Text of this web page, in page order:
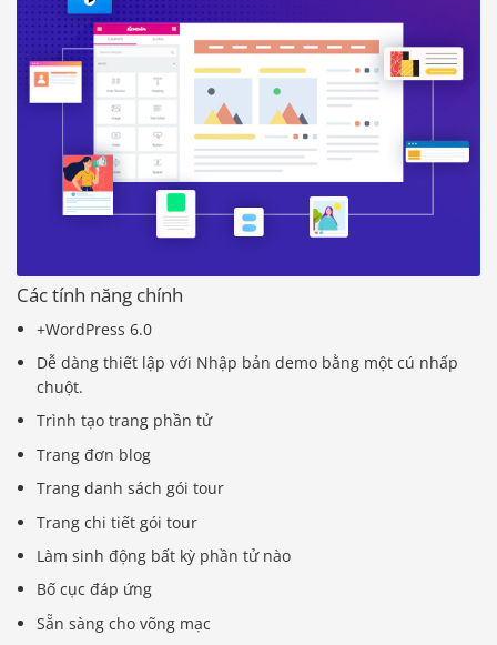
Các tính năng chính
+WordPress 6.0
Dễ dàng thiết lập với Nhập bản demo bằng một cú nhấp
chuột.
Trình tạo trang phần tử
Trang đơn blog
Trang danh sách gói tour
Trang chi tiết gói tour
Làm sinh động bất kỳ phần tử nào
Bố cục đáp ứng
Sẵn sàng cho võng mạc